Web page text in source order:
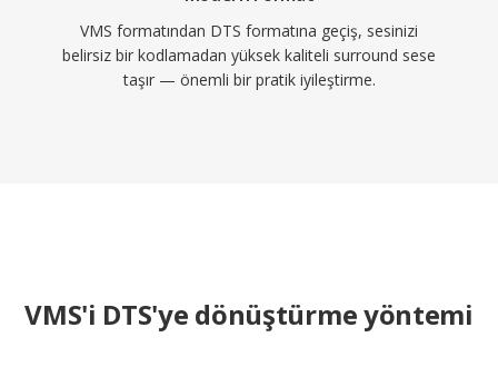
VMS formatından DTS formatına geçiş, sesinizi
belirsiz bir kodlamadan yüksek kaliteli surround sese
taşır — önemli bir pratik iyileştirme.
VMS'i DTS'ye dönüştürme yöntemi